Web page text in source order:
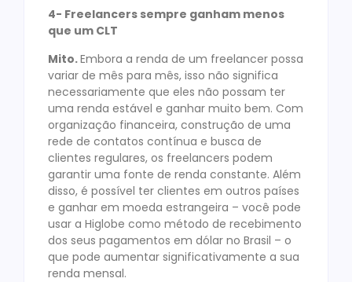
4- Freelancers sempre ganham menos
que um CLT
Mito.Embora a renda de um freelancer possa
variar de mês para mês, isso não significa
necessariamente que eles não possam ter
uma renda estável e ganhar muito bem. Com
organização financeira, construção de uma
rede de contatos contínua e busca de
clientes regulares, os freelancers podem
garantir uma fonte de renda constante. Além
disso, é possível ter clientes em outros países
e ganhar em moeda estrangeira – você pode
usar a Higlobe como método de recebimento
dos seus pagamentos em dólar no Brasil – o
que pode aumentar significativamente a sua
renda mensal.